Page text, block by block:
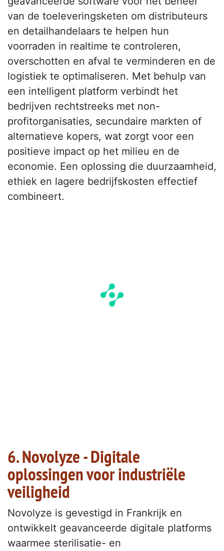
van de toeleveringsketen om distributeurs
en detailhandelaars te helpen hun
voorraden in realtime te controleren,
overschotten en afval te verminderen en de
logistiek te optimaliseren. Met behulp van
een intelligent platform verbindt het
bedrijven rechtstreeks met non-
profitorganisaties, secundaire markten of
alternatieve kopers, wat zorgt voor een
positieve impact op het milieu en de
economie. Een oplossing die duurzaamheid,
ethiek en lagere bedrijfskosten effectief
combineert.
6. Novolyze - Digitale
oplossingen voor industriële
veiligheid
Novolyze is gevestigd in Frankrijk en
ontwikkelt geavanceerde digitale platforms
waarmee sterilisatie- en